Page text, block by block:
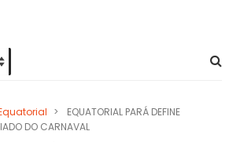
>
EQUATORIAL PARÁ DEFINE
DO CARNAVAL